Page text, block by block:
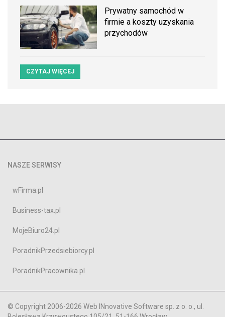
Prywatny samochód w
firmie a koszty uzyskania
przychodów
CZYTAJ WIĘCEJ
NASZE SERWISY
wFirma.pl
Business-tax.pl
MojeBiuro24.pl
PoradnikPrzedsiebiorcy.pl
PoradnikPracownika.pl
© Copyright 2006-2026 Web INnovative Software sp. z o. o., ul.